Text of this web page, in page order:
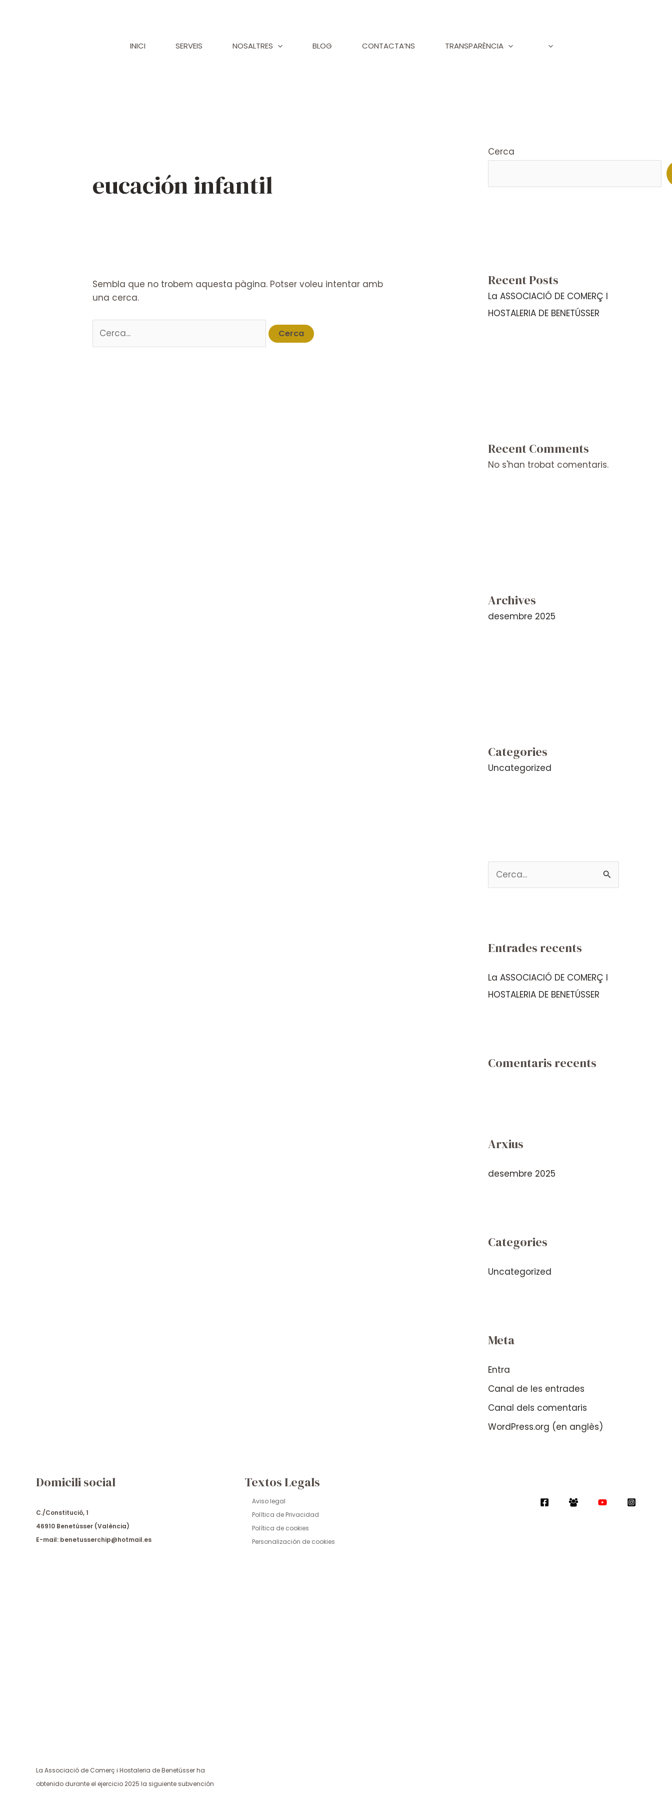
INICI SERVEIS NOSALTRES BLOG CONTACTA’NS TRANSPARÈNCIA
eucación infantil
Sembla que no trobem aquesta pàgina. Potser voleu intentar amb
una cerca.
Cerca
Recent Posts
La ASSOCIACIÓ DE COMERÇ I
HOSTALERIA DE BENETÚSSER
Recent Comments
No s'han trobat comentaris.
Archives
desembre 2025
Categories
Uncategorized
e
:Entrades recents
La ASSOCIACIÓ DE COMERÇ I
HOSTALERIA DE BENETÚSSER
Comentaris recents
Arxius
desembre 2025
Categories
Uncategorized
Meta
Entra
Canal de les entrades
Canal dels comentaris
WordPress.org (en anglès)
Domicili social
C./Constitució, 1
46910 Benetússer (València)
E-mail: benetusserchip@hotmail.es
La Associació de Comerç i Hostaleria de Benetússer ha
obtenido durante el ejercicio 2025 la siguiente subvención
Textos Legals
Aviso legal
Política de Privacidad
Política de cookies
Personalización de cookies